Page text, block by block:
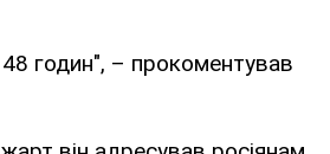
годин", – прокоментував